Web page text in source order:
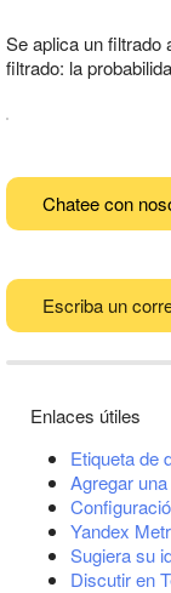
Se aplica un filtrado
filtrado: la
Chatee con
Escriba un
Enlaces útiles
Etiqueta de
Agregar
Yandex
Sugiera su
Discutir en